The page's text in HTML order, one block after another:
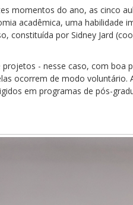
momentos do ano, as cinco
acadêmica, uma habilidade
constituída por Sidney Jard
- nesse caso, com
ocorrem de modo
em programas de pós-